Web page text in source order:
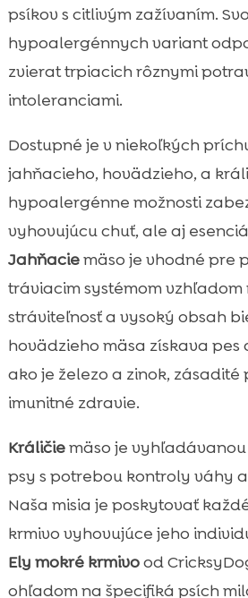
psíkov s citlivým zažívaním.
hypoalergénnych variant
zvierat trpiacich rôznymi
intoleranciami.
Dostupné je v niekoľkých
jahňacieho, hovädzieho, a
hypoalergénne možnosti
vyhovujúcu chuť, ale aj
Jahňaciemäso je vhodné pre
tráviacim systémom
stráviteľnosť a vysoký obsah
hovädzieho mäsa získava
ako je železo a zinok, zásadité
imunitné zdravie.
Králičiemäso je
psy s potrebou kontroly váhy
Naša misia je poskytovať
krmivo vyhovujúce jeho
Ely mokré krmivood
ohľadom na špecifiká psích